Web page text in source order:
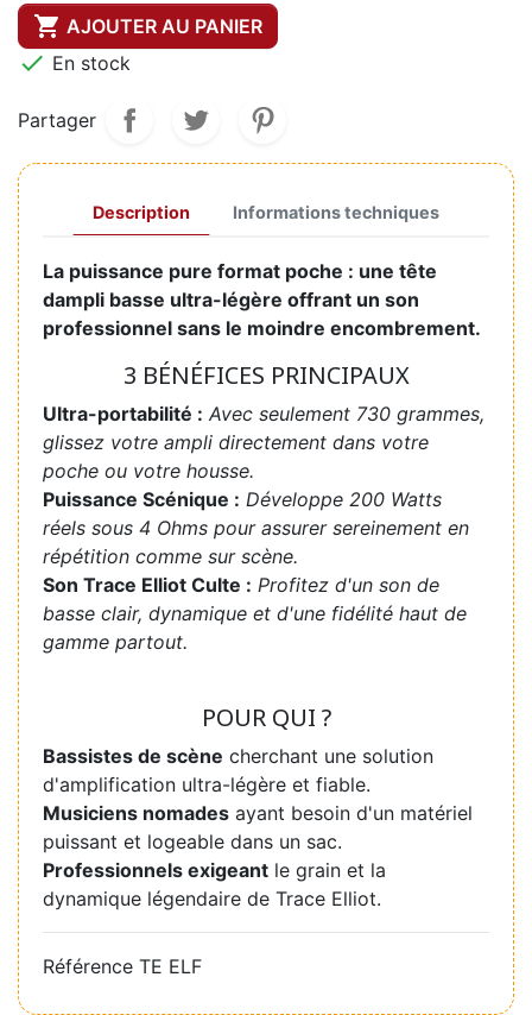
 AJOUTER AU PANIER
 En stock
Partager
Description Informations techniques
La puissance pure format poche : une tête
dampli basse ultra-légère offrant un son
professionnel sans le moindre encombrement.
3 BÉNÉFICES PRINCIPAUX
Ultra-portabilité : Avec seulement 730 grammes,
glissez votre ampli directement dans votre
poche ou votre housse.
Puissance Scénique : Développe 200 Watts
réels sous 4 Ohms pour assurer sereinement en
répétition comme sur scène.
Son Trace Elliot Culte : Profitez d'un son de
basse clair, dynamique et d'une fidélité haut de
gamme partout.
POUR QUI ?
Bassistes de scène cherchant une solution
d'amplification ultra-légère et fiable.
Musiciens nomades ayant besoin d'un matériel
puissant et logeable dans un sac.
Professionnels exigeant le grain et la
dynamique légendaire de Trace Elliot.
Référence TE ELF